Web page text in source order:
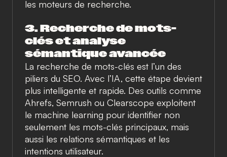
les moteurs de recherche.
3. Recherche de mots-
clés et analyse
sémantique avancée
La recherche de mots-clés est l’un des
piliers du SEO. Avec l’IA, cette étape devient
plus intelligente et rapide. Des outils comme
Ahrefs, Semrush ou Clearscope exploitent
le machine learning pour identifier non
seulement les mots-clés principaux, mais
aussi les relations sémantiques et les
intentions utilisateur.